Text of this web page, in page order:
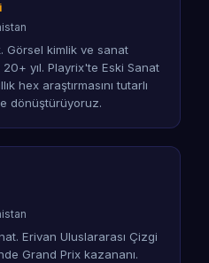
Görsel kimlik ve sanat
yıl. Playrix'te Eski Sanat
hex araştırmasını tutarlı
dönüştürüyoruz.
Erivan Uluslararası Çizgi
Grand Prix kazananı.